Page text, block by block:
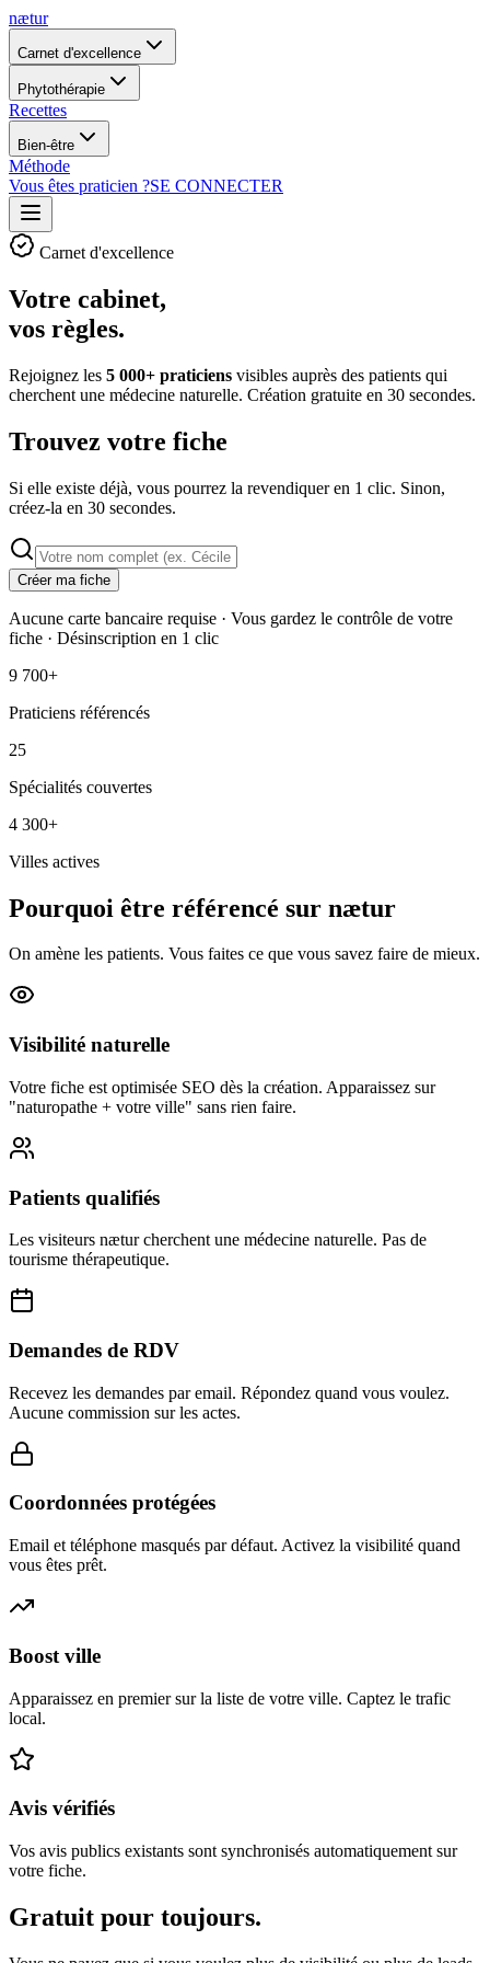
nætur
Carnet d'excellence
Phytothérapie
Recettes
Bien-être
Méthode
Vous êtes praticien ?SE CONNECTER
Carnet d'excellence
Votre cabinet,
vos règles.
Rejoignez les 5 000+ praticiens visibles auprès des patients qui
cherchent une médecine naturelle. Création gratuite en 30 secondes.
Trouvez votre fiche
Si elle existe déjà, vous pourrez la revendiquer en 1 clic. Sinon,
créez-la en 30 secondes.
Créer ma fiche
Aucune carte bancaire requise · Vous gardez le contrôle de votre
fiche · Désinscription en 1 clic
9 700+
Praticiens référencés
25
Spécialités couvertes
4 300+
Villes actives
Pourquoi être référencé sur nætur
On amène les patients. Vous faites ce que vous savez faire de mieux.
Visibilité naturelle
Votre fiche est optimisée SEO dès la création. Apparaissez sur
"naturopathe + votre ville" sans rien faire.
Patients qualifiés
Les visiteurs nætur cherchent une médecine naturelle. Pas de
tourisme thérapeutique.
Demandes de RDV
Recevez les demandes par email. Répondez quand vous voulez.
Aucune commission sur les actes.
Coordonnées protégées
Email et téléphone masqués par défaut. Activez la visibilité quand
vous êtes prêt.
Boost ville
Apparaissez en premier sur la liste de votre ville. Captez le trafic
local.
Avis vérifiés
Vos avis publics existants sont synchronisés automatiquement sur
votre fiche.
Gratuit pour toujours.